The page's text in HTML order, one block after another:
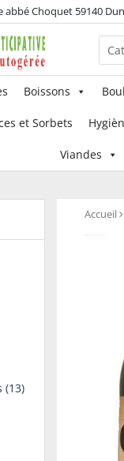
abbé Choquet 59140
et
Boissons
et Sorbets
Viandes
Accueil
(13)